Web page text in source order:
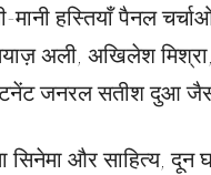
मानी हस्तियाँ पैनल
अली, अखिलेश
जनरल सतीश दुआ जैसी
सिनेमा और साहित्य,